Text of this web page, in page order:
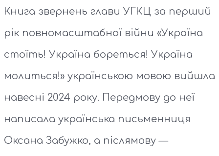
Книга звернень глави УГКЦ за перший
рік повномасштабної війни «Україна
стоїть! Україна бореться! Україна
молиться!» українською мовою вийшла
навесні 2024 року. Передмову до неї
написала українська письменниця
Оксана Забужко, а післямову —